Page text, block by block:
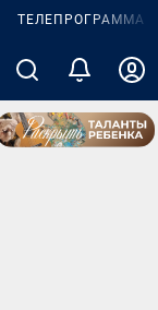
ТЕЛЕПРОГРАММА